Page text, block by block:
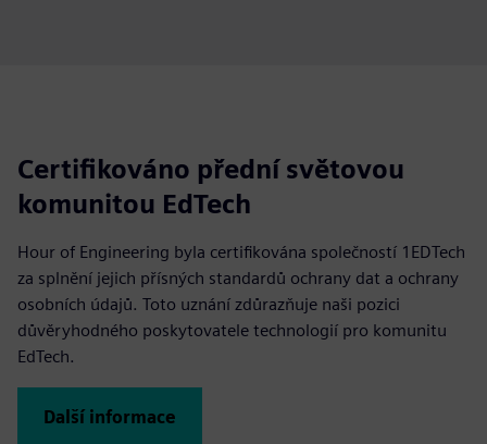
Certifikováno přední světovou
komunitou EdTech
Hour of Engineering byla certifikována společností 1EDTech
za splnění jejich přísných standardů ochrany dat a ochrany
osobních údajů. Toto uznání zdůrazňuje naši pozici
důvěryhodného poskytovatele technologií pro komunitu
EdTech.
Další informace